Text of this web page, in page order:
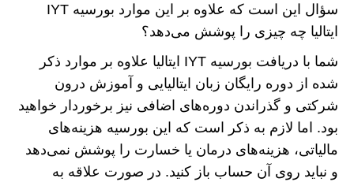
سؤال این است که علاوه بر این موارد بورسیه IYT
ایتالیا چه چیزی را پوشش می‌دهد؟
شما با دریافت بورسیه IYT ایتالیا علاوه بر موارد ذکر
شده از دوره رایگان زبان ایتالیایی و آموزش درون
شرکتی و گذراندن دوره‌های اضافی نیز برخوردار خواهید
بود. اما لازم به ذکر است که این بورسیه هزینه‌های
مالیاتی، هزینه‌های درمان یا خسارت را پوشش نمی‌دهد
و نباید روی آن حساب باز کنید. در صورت علاقه به